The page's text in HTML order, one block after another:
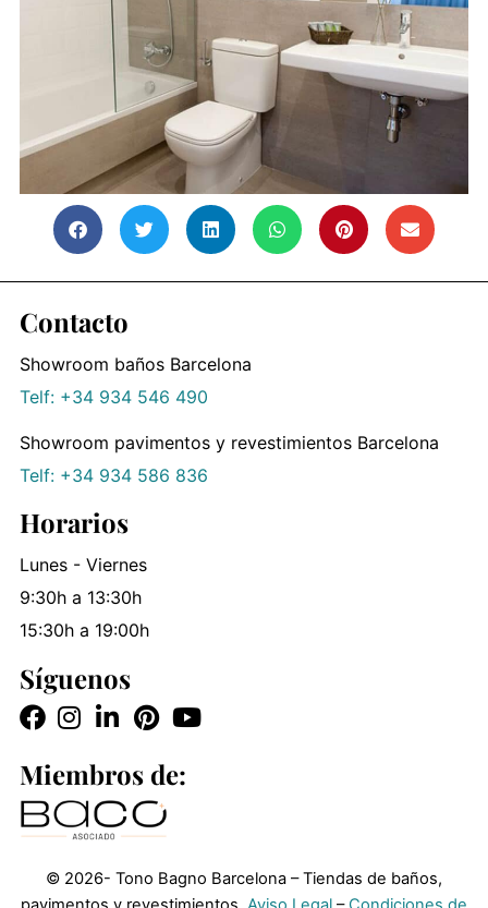
Contacto
Showroom baños Barcelona
Telf: +34 934 546 490
Showroom pavimentos y revestimientos Barcelona
Telf: +34 934 586 836
Horarios
Lunes - Viernes
9:30h a 13:30h
15:30h a 19:00h
Síguenos
Miembros de:
© 2026- Tono Bagno Barcelona – Tiendas de baños,